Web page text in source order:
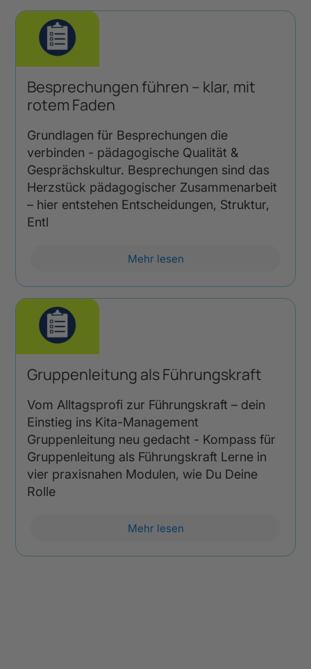
Besprechungen führen – klar, mit
rotem Faden
Grundlagen für Besprechungen die
verbinden - pädagogische Qualität &
Gesprächskultur. Besprechungen sind das
Herzstück pädagogischer Zusammenarbeit
– hier entstehen Entscheidungen, Struktur,
Entl
Mehr lesen
Gruppenleitung als Führungskraft
Vom Alltagsprofi zur Führungskraft – dein
Einstieg ins Kita-Management
Gruppenleitung neu gedacht - Kompass für
Gruppenleitung als Führungskraft Lerne in
vier praxisnahen Modulen, wie Du Deine
Rolle
Mehr lesen